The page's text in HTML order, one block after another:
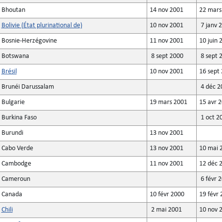
Bhoutan 14 nov 2001 22
Bolivie (État plurinational de) 10 nov 2001 7 janv
Bosnie-Herzégovine 11 nov 2001 10 juin
Botswana 8 sept 2000 8 sept
Brésil 10 nov 2001 16 sept
Brunéi Darussalam 4 déc
Bulgarie 19 mars 2001 15 avr
Burkina Faso 1 oct
Burundi 13 nov 2001
Cabo Verde 13 nov 2001 10 mai
Cambodge 11 nov 2001 12 déc
Cameroun 6 févr
Canada 10 févr 2000 19 févr
Chili 2 mai 2001 10 nov